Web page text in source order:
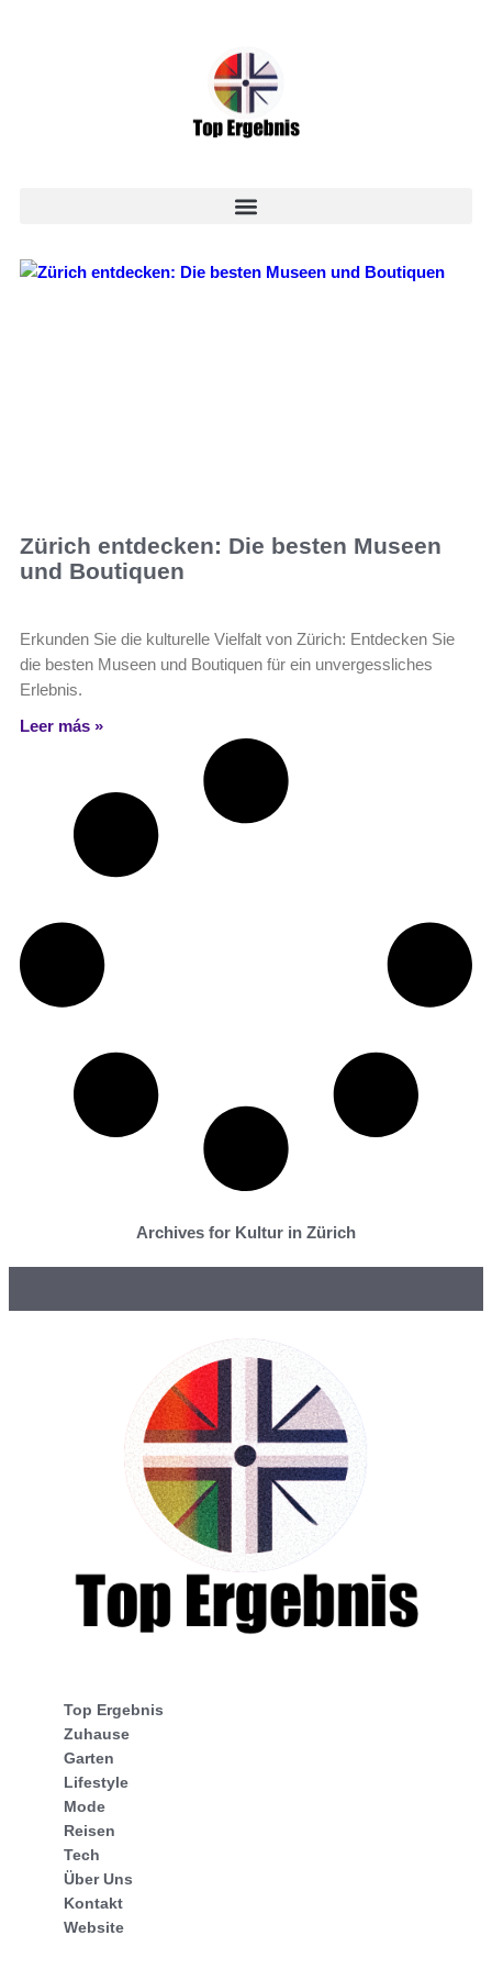
Zürich entdecken: Die besten Museen
und Boutiquen
Erkunden Sie die kulturelle Vielfalt von Zürich: Entdecken Sie
die besten Museen und Boutiquen für ein unvergessliches
Erlebnis.
Leer más »
Archives for Kultur in Zürich
Top Ergebnis
Zuhause
Garten
Lifestyle
Mode
Reisen
Tech
Über Uns
Kontakt
Website